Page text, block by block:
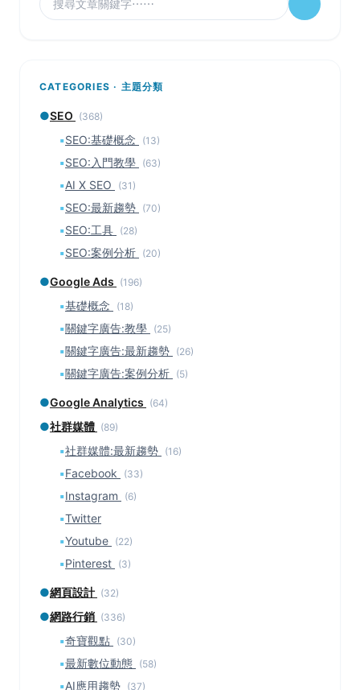
CATEGORIES · 主題分類
●SEO (368)
▪SEO:基礎概念 (13)
▪SEO:入門教學 (63)
▪AI X SEO (31)
▪SEO:最新趨勢 (70)
▪SEO:工具 (28)
▪SEO:案例分析 (20)
●Google Ads (196)
▪基礎概念 (18)
▪關鍵字廣告:教學 (25)
▪關鍵字廣告:最新趨勢 (26)
▪關鍵字廣告:案例分析 (5)
●Google Analytics (64)
●社群媒體 (89)
▪社群媒體:最新趨勢 (16)
▪Facebook (33)
▪Instagram (6)
▪Twitter
▪Youtube (22)
▪Pinterest (3)
●網頁設計 (32)
●網路行銷 (336)
▪奇寶觀點 (30)
▪最新數位動態 (58)
▪AI應用趨勢 (37)